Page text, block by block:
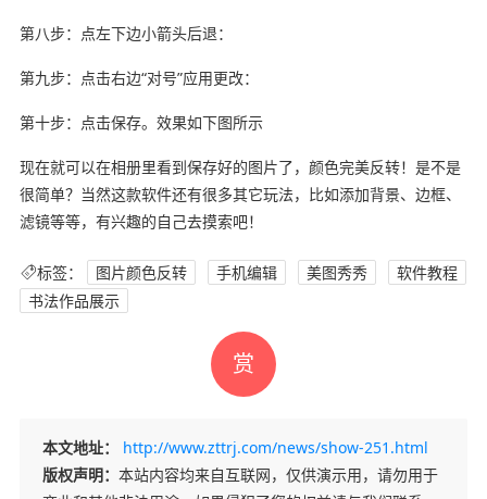
第八步：点左下边小箭头后退：
第九步：点击右边“对号”应用更改：
第十步：点击保存。效果如下图所示
现在就可以在相册里看到保存好的图片了，颜色完美反转！是不是
很简单？当然这款软件还有很多其它玩法，比如添加背景、边框、
滤镜等等，有兴趣的自己去摸索吧！
标签： 图片颜色反转 手机编辑 美图秀秀
软件教程
书法作品展示
赏
本文地址：
http://www.zttrj.com/news/show-251.html
版权声明： 本站内容均来自互联网，仅供演示用，请勿用于